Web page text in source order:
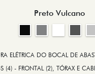
Preto Vulcano
ELÉTRICA DO BOCAL DE
(4) - FRONTAL (2), TÓRAX E